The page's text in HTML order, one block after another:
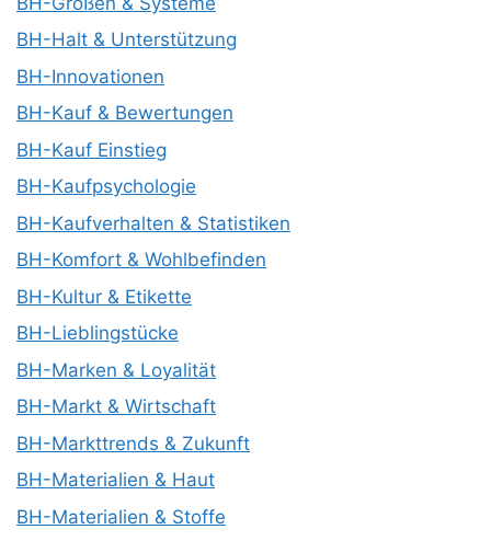
BH-Halt & Unterstützung
BH-Innovationen
BH-Kauf & Bewertungen
BH-Kauf Einstieg
BH-Kaufpsychologie
BH-Kaufverhalten & Statistiken
BH-Komfort & Wohlbefinden
BH-Kultur & Etikette
BH-Lieblingstücke
BH-Marken & Loyalität
BH-Markt & Wirtschaft
BH-Markttrends & Zukunft
BH-Materialien & Haut
BH-Materialien & Stoffe